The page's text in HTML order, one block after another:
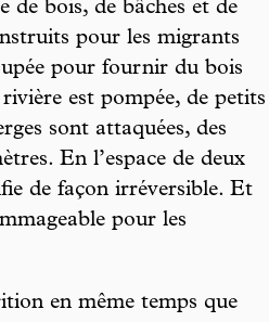
de bois, de bâches et de
pour les migrants
pour fournir du bois
est pompée, de petits
sont attaquées, des
En l’espace de deux
de façon irréversible. Et
pour les
en même temps que